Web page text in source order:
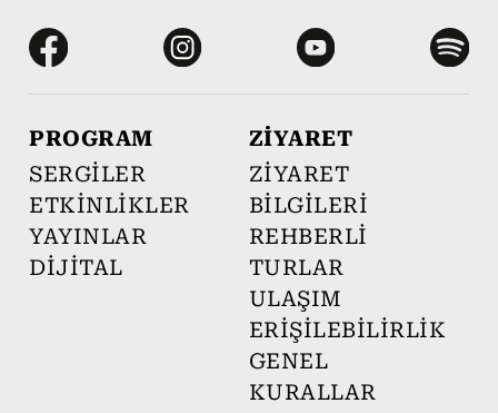
PROGRAM
SERGİLER
ETKİNLİKLER
YAYINLAR
DİJİTAL
ZİYARET
ZİYARET
BİLGİLERİ
REHBERLİ
TURLAR
ULAŞIM
ERİŞİLEBİLİRLİK
GENEL
KURALLAR